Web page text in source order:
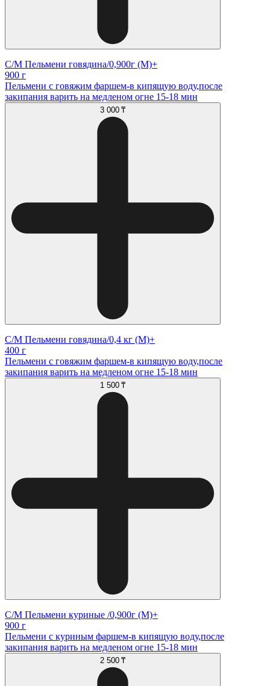
С/М Пельмени говядина/0,900г (М)+
900 г
Пельмени с говяжим фаршем-в кипящую воду,после
закипания варить на медленом огне 15-18 мин
3 000 ₸
С/М Пельмени говядина/0,4 кг (М)+
400 г
Пельмени с говяжим фаршем-в кипящую воду,после
закипания варить на медленом огне 15-18 мин
1 500 ₸
С/М Пельмени куриные /0,900г (М)+
900 г
Пельмени с куриным фаршем-в кипящую воду,после
закипания варить на медленом огне 15-18 мин
2 500 ₸